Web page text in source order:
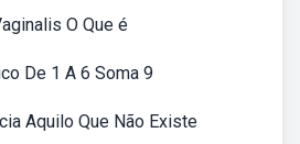
O Que é
De 1 A 6 Soma 9
Aquilo Que Não Existe